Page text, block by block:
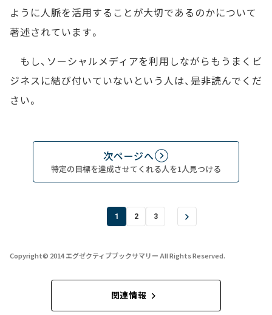
ように人脈を活用することが大切であるのかについて
著述されています。
もし、ソーシャルメディアを利用しながらもうまくビ
ジネスに結び付いていないという人は、是非読んでくだ
さい。
次ページへ
特定の目標を達成させてくれる人を1人見つける
1 2 3
Copyright© 2014 エグゼクティブブックサマリー All Rights Reserved.
関連情報